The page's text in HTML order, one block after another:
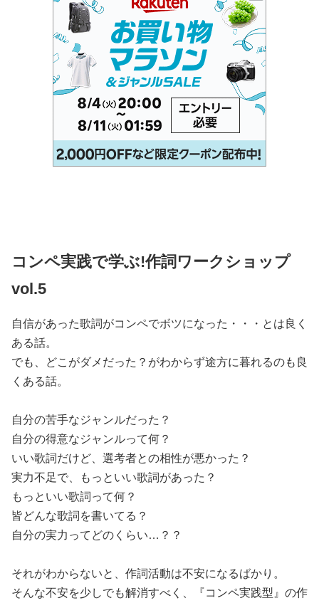
コンペ実践で学ぶ!作詞ワークショップ
vol.5
自信があった歌詞がコンペでボツになった・・・とは良く
ある話。
でも、どこがダメだった？がわからず途方に暮れるのも良
くある話。
自分の苦手なジャンルだった？
自分の得意なジャンルって何？
いい歌詞だけど、選考者との相性が悪かった？
実力不足で、もっといい歌詞があった？
もっといい歌詞って何？
皆どんな歌詞を書いてる？
自分の実力ってどのくらい…？？
それがわからないと、作詞活動は不安になるばかり。
そんな不安を少しでも解消すべく、『コンペ実践型』の作